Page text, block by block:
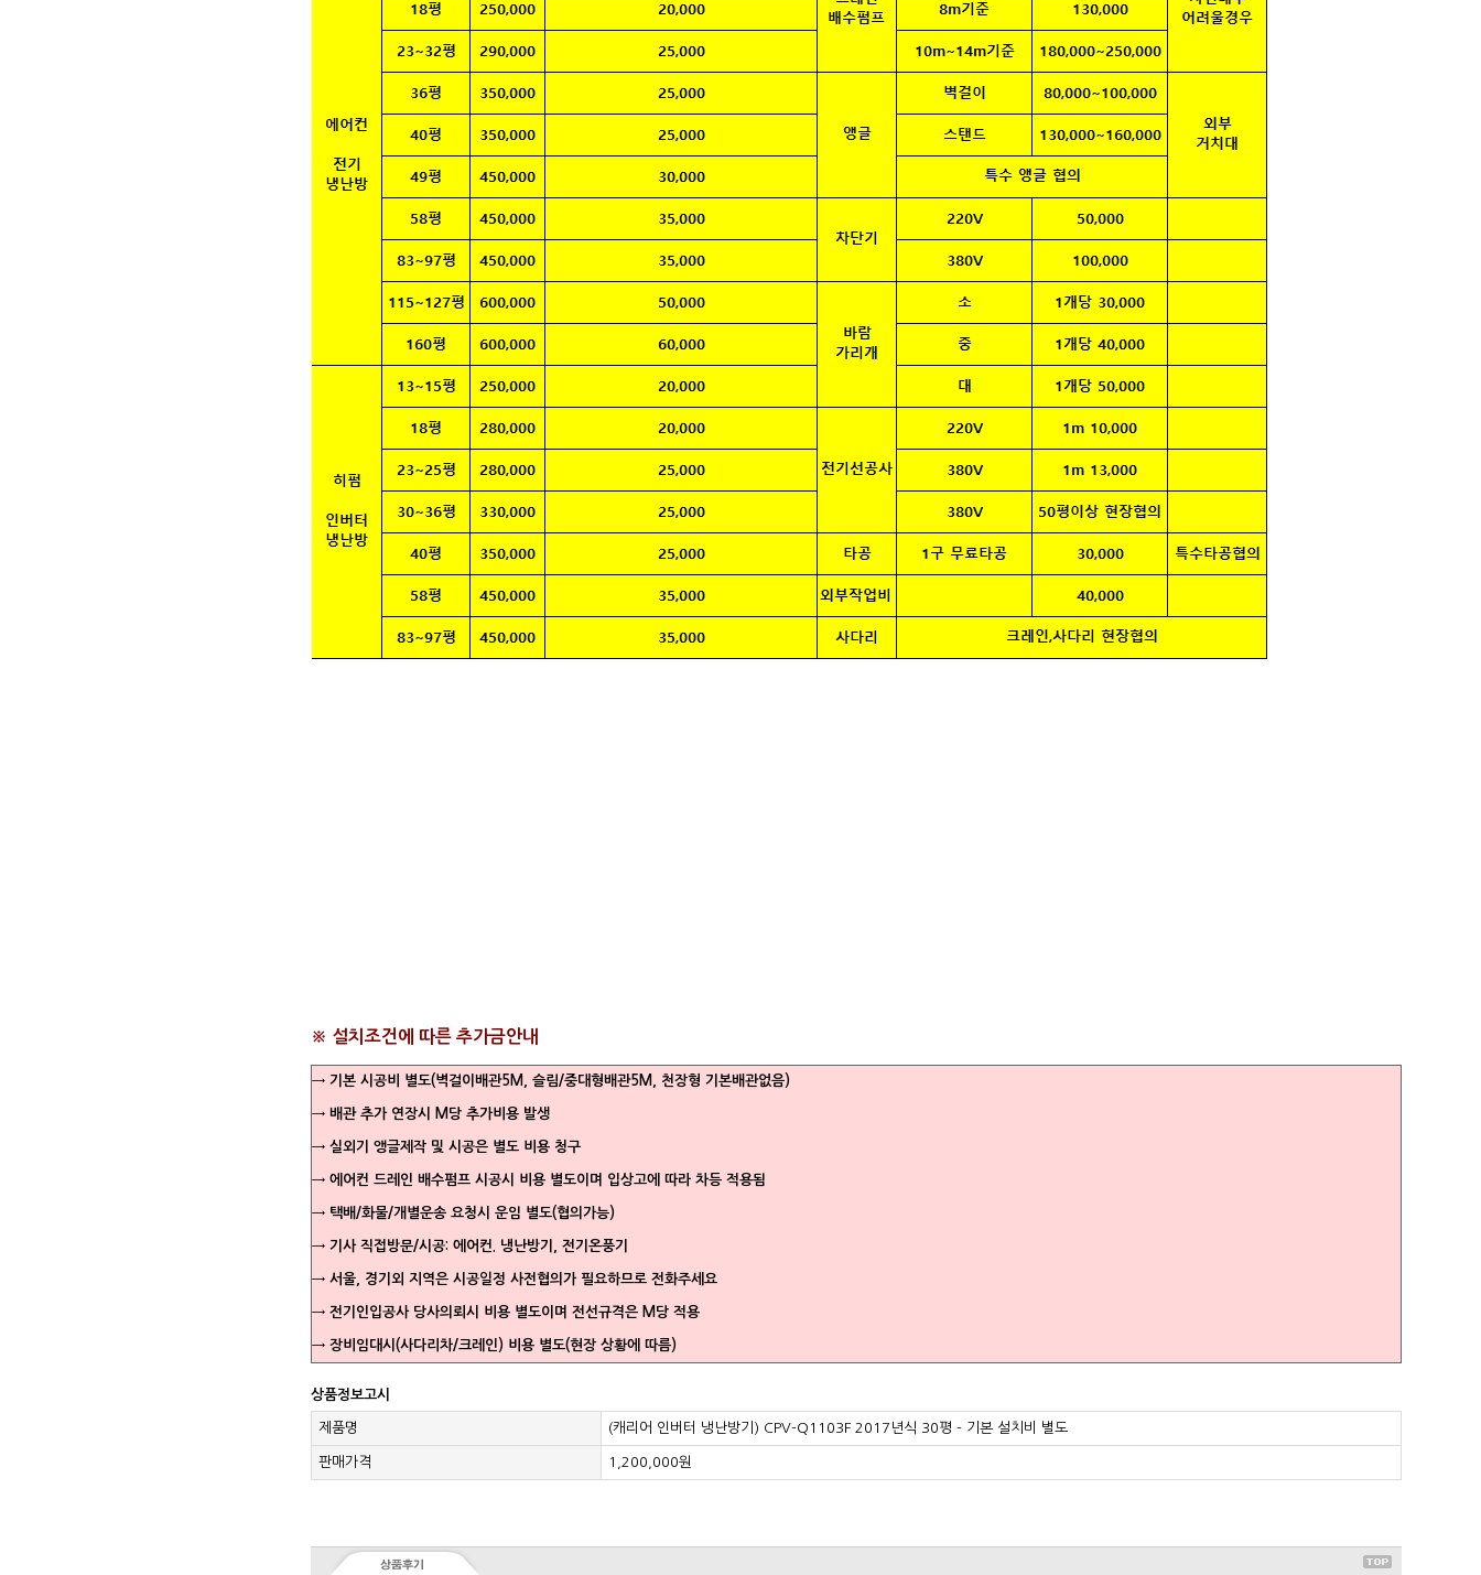
※ 설치조건에 따른 추가금안내
→ 기본 시공비 별도(벽걸이배관5M, 슬림/중대형배관5M, 천장형 기본배관없음)
→ 배관 추가 연장시 M당 추가비용 발생
→ 실외기 앵글제작 및 시공은 별도 비용 청구
→ 에어컨 드레인 배수펌프 시공시 비용 별도이며 입상고에 따라 차등 적용됨
→ 택배/화물/개별운송 요청시 운임 별도(협의가능)
→ 기사 직접방문/시공: 에어컨. 냉난방기, 전기온풍기
→ 서울, 경기외 지역은 시공일정 사전협의가 필요하므로 전화주세요
→ 전기인입공사 당사의뢰시 비용 별도이며 전선규격은 M당 적용
→ 장비임대시(사다리차/크레인) 비용 별도(현장 상황에 따름)
상품정보고시
제품명 (캐리어 인버터 냉난방기) CPV-Q1103F 2017년식 30평 - 기본 설치비 별도
판매가격 1,200,000원